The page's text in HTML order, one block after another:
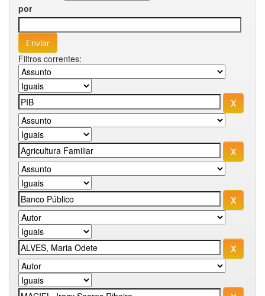
por
Filtros correntes: